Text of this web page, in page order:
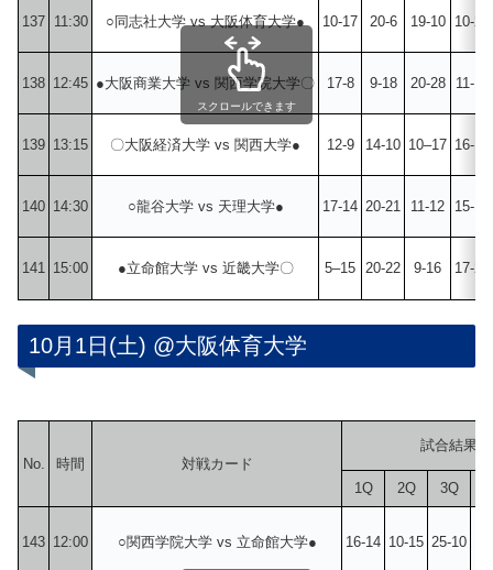
137 11:30 ○同志社大学 vs 大阪体育大学● 10-17 20-6 19-10 10-21
138 12:45 ●大阪商業大学 vs 関西学院大学〇 17-8 9-18 20-28 11-18
139 13:15 〇大阪経済大学 vs 関西大学● 12-9 14-10 10–17 16-13
140 14:30 ○龍谷大学 vs 天理大学● 17-14 20-21 11-12 15-15
141 15:00 ●立命館大学 vs 近畿大学〇 5–15 20-22 9-16 17-20
スクロールできます
10月1日(土) @大阪体育大学
No. 時間 対戦カード
試合結果
1Q 2Q 3Q
143 12:00 ○関西学院大学 vs 立命館大学● 16-14 10-15 25-10